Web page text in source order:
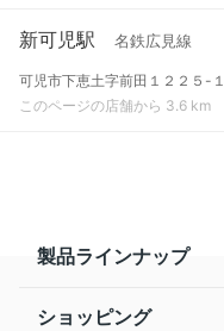
新可児駅 名鉄広見線
可児市下恵土字前田１２２５-１
このページの店舗から 3.6 km
製品ラインナップ
ショッピング